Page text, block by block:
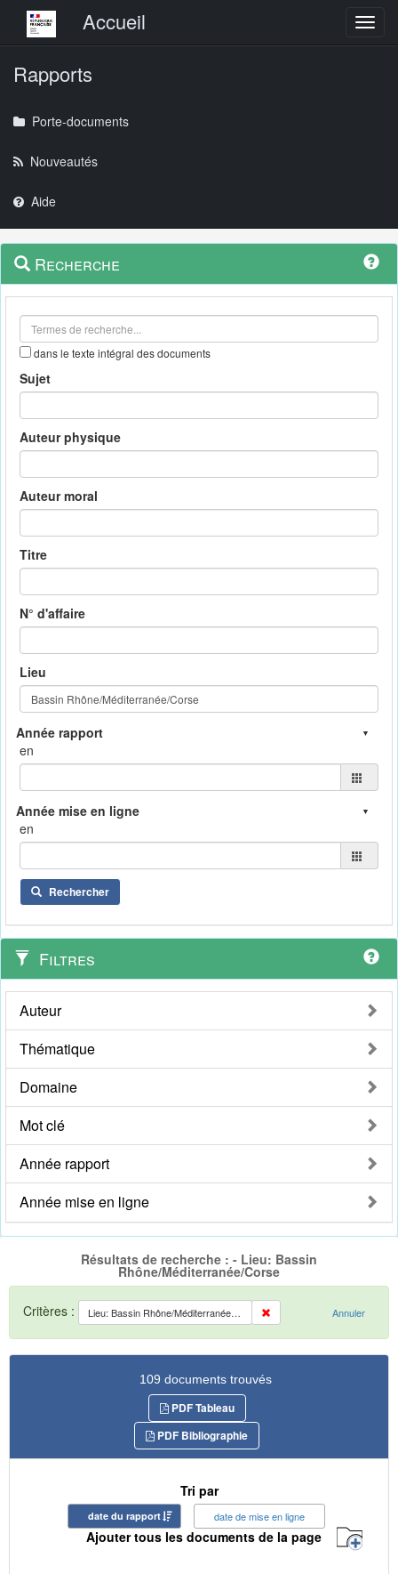
Menu principalAccueil
Rapports
Porte-documents
Nouveautés
Aide
Navigation
outils
Menu
contextuel
Recherche
dans le texte intégral des documents
Sujet
Auteur physique
Auteur moral
Titre
N° d'affaire
Lieu
en
en
Rechercher
Filtres
Auteur
Thématique
Domaine
Mot clé
Année rapport
Année mise en ligne
Résultats de recherche : - Lieu: Bassin
Rhône/Méditerranée/Corse
Critères : Lieu: Bassin Rhône/Méditerranée/Corse Annuler
109 documents trouvés
PDF Tableau
PDF Bibliographie
Tri par
date du rapport date de mise en ligne
Ajouter tous les documents de la page